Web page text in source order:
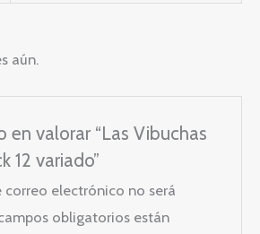
aún.
en valorar “Las Vibuchas
12 variado”
correo electrónico no será
obligatorios están